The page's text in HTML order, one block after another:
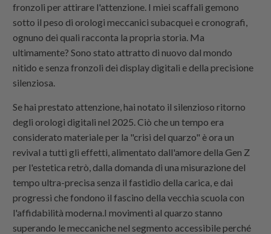
fronzoli per attirare l'attenzione. I miei scaffali gemono
sotto il peso di orologi meccanici subacquei e cronografi,
ognuno dei quali racconta la propria storia. Ma
ultimamente? Sono stato attratto di nuovo dal mondo
nitido e senza fronzoli dei display digitali e della precisione
silenziosa.
Se hai prestato attenzione, hai notato il silenzioso ritorno
degli orologi digitali nel 2025. Ciò che un tempo era
considerato materiale per la "crisi del quarzo" è ora un
revival a tutti gli effetti, alimentato dall'amore della Gen Z
per l'estetica retrò, dalla domanda di una misurazione del
tempo ultra-precisa senza il fastidio della carica, e dai
progressi che fondono il fascino della vecchia scuola con
l'affidabilità moderna.I movimenti al quarzo stanno
superando le meccaniche nel segmento accessibile perché